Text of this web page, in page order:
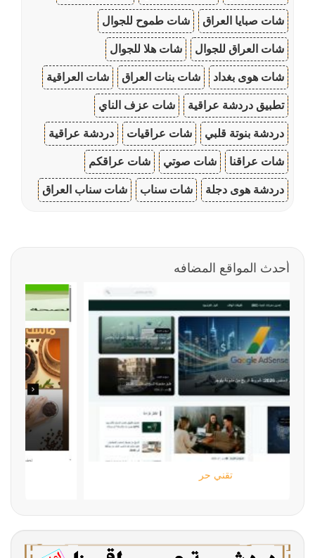
شات صبايا العراق شات طموح للجوال
شات العراق للجوال شات هلا للجوال
شات هوى بغداد شات بنات العراق شات العراقية
تطبيق دردشة عراقية شات عزف الناي
دردشة بنوتة قلبي شات عراقيات دردشة عراقية
شات عراقنا شات صوتي شات عراقكم
دردشة هوى دجلة شات سناب شات سناب العراق
أحدث المواقع المضافه